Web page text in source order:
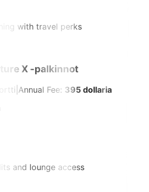
with travel perks
X -palkinnot
Annual Fee: 395 dollaria
and lounge access